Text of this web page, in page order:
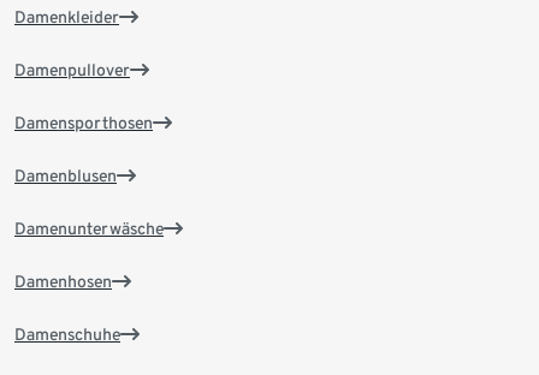
Damenkleider
Damenpullover
Damensporthosen
Damenblusen
Damenunterwäsche
Damenhosen
Damenschuhe